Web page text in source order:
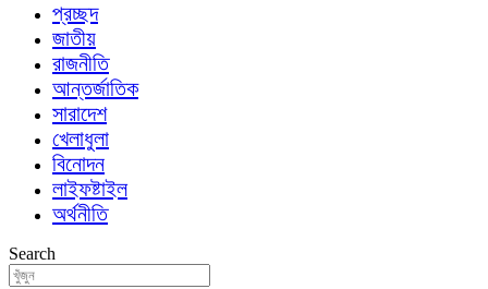
প্রচ্ছদ
জাতীয়
রাজনীতি
আন্তর্জাতিক
সারাদেশ
খেলাধুলা
বিনোদন
লাইফষ্টাইল
অর্থনীতি
Search